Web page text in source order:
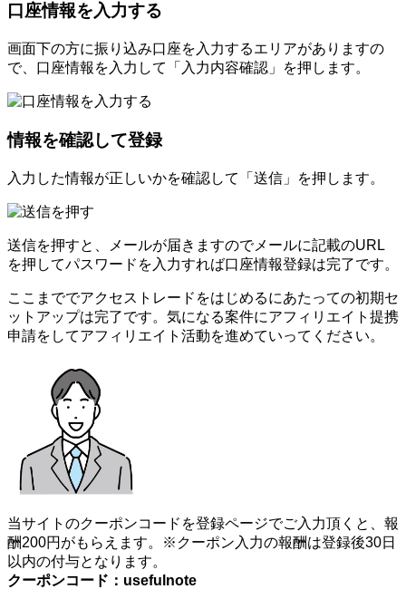
口座情報を入力する
画面下の方に振り込み口座を入力するエリアがありますの
で、口座情報を入力して「入力内容確認」を押します。
情報を確認して登録
入力した情報が正しいかを確認して「送信」を押します。
送信を押すと、メールが届きますのでメールに記載のURL
を押してパスワードを入力すれば口座情報登録は完了です。
ここまででアクセストレードをはじめるにあたっての初期セ
ットアップは完了です。気になる案件にアフィリエイト提携
申請をしてアフィリエイト活動を進めていってください。
当サイトのクーポンコードを登録ページでご入力頂くと、報
酬200円がもらえます。※クーポン入力の報酬は登録後30日
以内の付与となります。
クーポンコード：usefulnote